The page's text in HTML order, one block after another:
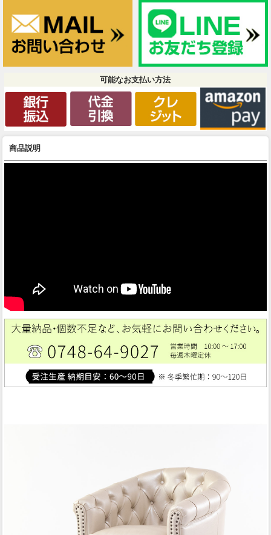
可能なお支払い方法
商品説明